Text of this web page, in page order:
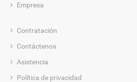
Empresa
Contratación
Contáctenos
Asistencia
Política de privacidad